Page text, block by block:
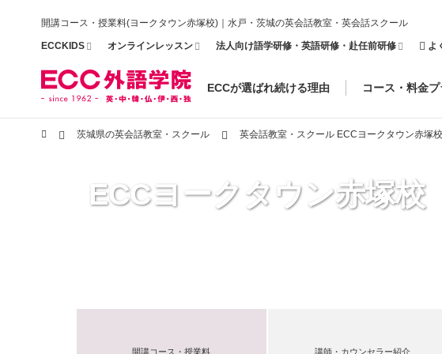
開講コース・授業料(ヨークタウン赤塚校)｜水戸・茨城の英会話教室・英会話スクール
ECCKIDS オンラインレッスン 法人向け語学研修・英語研修・赴任前研修 よ
ECCが選ばれ続ける理由 コース・料金
茨城県の英会話教室・スクール 英会話教室・スクール ECCヨークタウン赤塚校
ECCヨークタウン赤塚校
開講コース・授業料 講師・カウンセラー紹介